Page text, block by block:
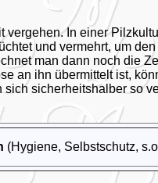
In einer
und vermehrt, um
man dann noch die
an ihn übermittelt ist,
sicherheitshalber so
(Hygiene, Selbstschutz,